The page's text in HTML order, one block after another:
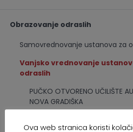
Obrazovanje odraslih
Samovrednovanje ustanova za
Vanjsko vrednovanje
odraslih
PUČKO OTVORENO UČILIŠTE
NOVA GRADIŠKA
Ova web stranica koristi